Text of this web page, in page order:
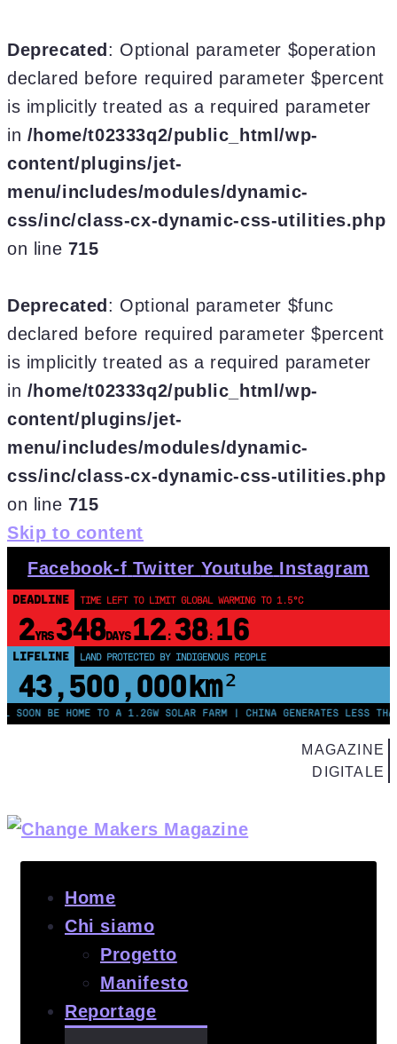
Deprecated : Optional parameter $operation
declared before required parameter $percent
is implicitly treated as a required parameter
in /home/t02333q2/public_html/wp-
content/plugins/jet-
menu/includes/modules/dynamic-
css/inc/class-cx-dynamic-css-utilities.php
on line 715
Deprecated : Optional parameter $func
declared before required parameter $percent
is implicitly treated as a required parameter
in /home/t02333q2/public_html/wp-
content/plugins/jet-
menu/includes/modules/dynamic-
css/inc/class-cx-dynamic-css-utilities.php
on line 715
Skip to content
Facebook-f Twitter Youtube Instagram
DEADLINE TIME LEFT TO LIMIT GLOBAL WARMING TO 1.5°C
2YRS348DAYS 12: 38: 15
LIFELINE LOSS & DAMAGE OWED BY G7 NATIONS
$13 .83116840
BE HOME TO A 1.2GW SOLAR FARM | CHINA GENERATES LESS THAN
MAGAZINE
DIGITALE
Home
Chi siamo
Progetto
Manifesto
Reportage